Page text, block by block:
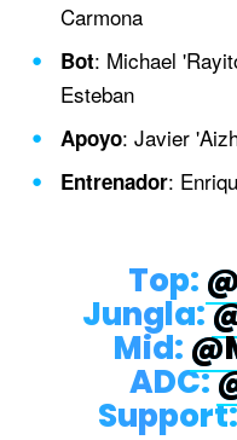
Carmona
Bot: Michael
Esteban
Apoyo: Javier
Entrenador:
Top:
Jungla:
Mid:
ADC: